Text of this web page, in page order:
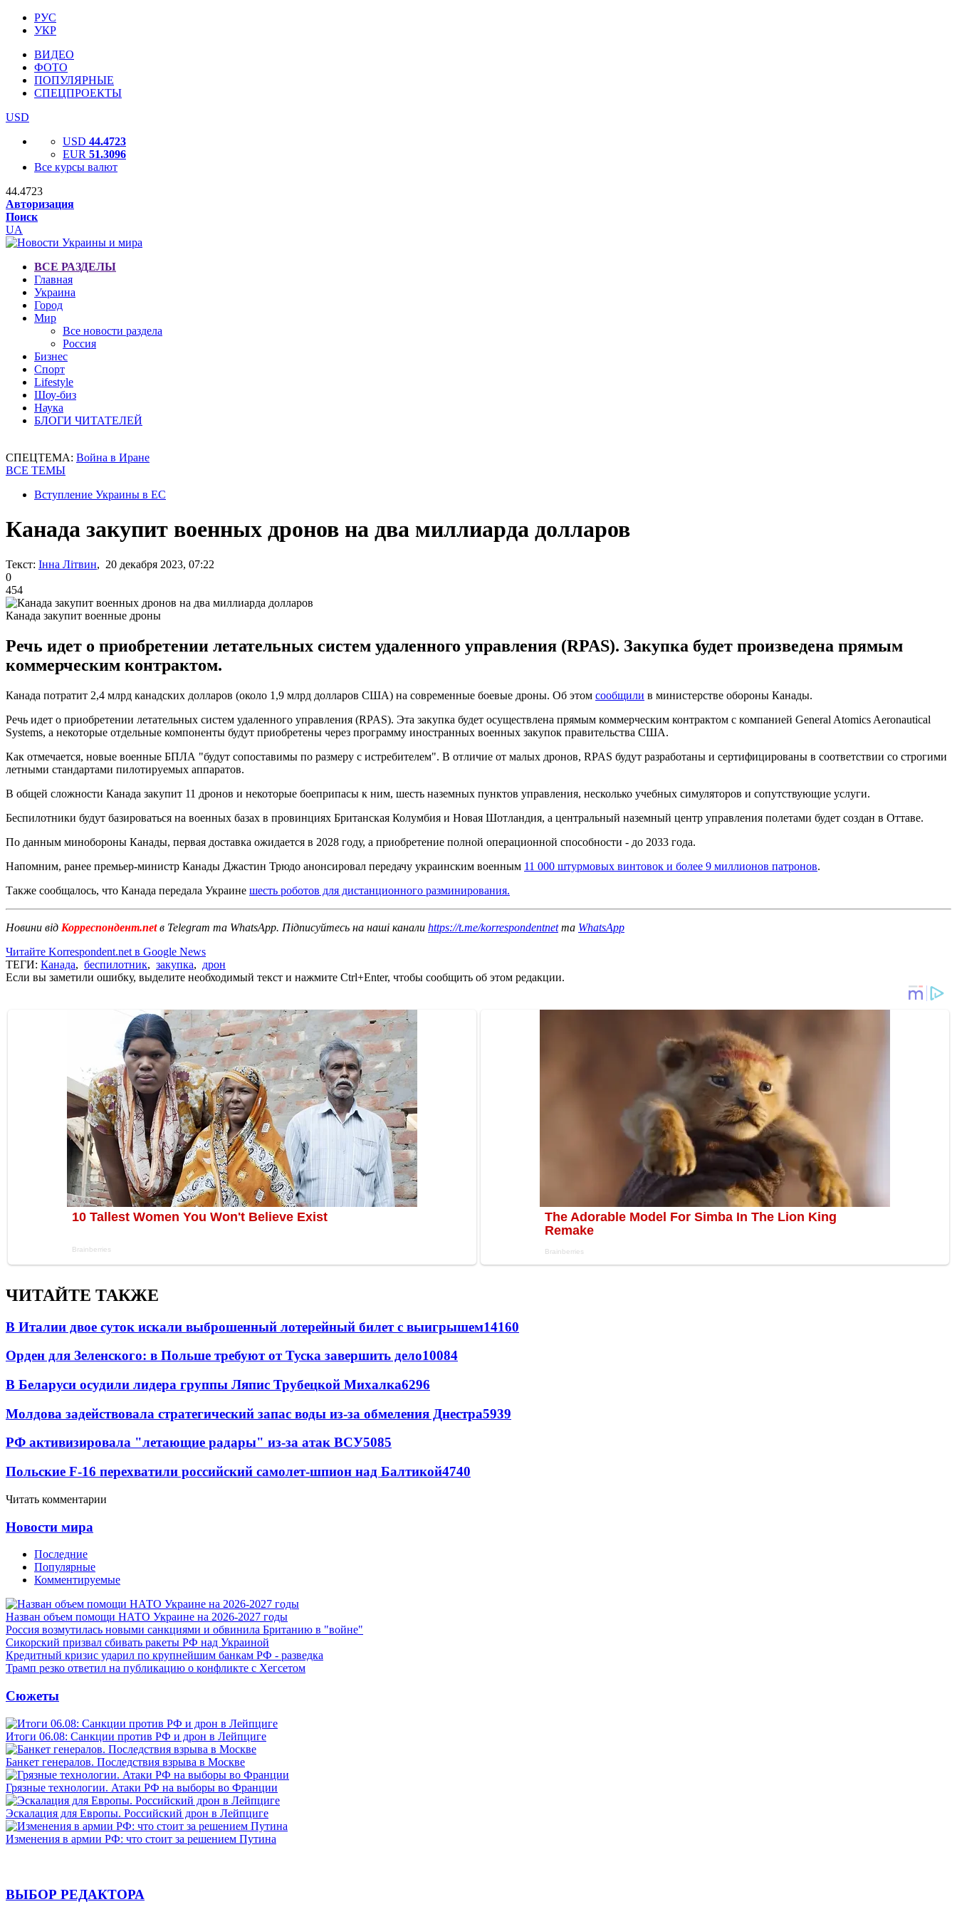
РУС
УКР
ВИДЕО
ФОТО
ПОПУЛЯРНЫЕ
СПЕЦПРОЕКТЫ
USD
USD 44.4723
EUR 51.3096
Все курсы валют
44.4723
Авторизация
Поиск
UA
ВСЕ РАЗДЕЛЫ
Главная
Украина
Город
Мир
Все новости раздела
Россия
Бизнес
Спорт
Lifestyle
Шоу-биз
Наука
БЛОГИ ЧИТАТЕЛЕЙ
СПЕЦТЕМА: Война в Иране
ВСЕ ТЕМЫ
Вступление Украины в ЕС
Канада закупит военных дронов на два миллиарда долларов
Текст: Інна Літвин, 20 декабря 2023, 07:22
0
454
Канада закупит военные дроны
Речь идет о приобретении летательных систем удаленного управления (RPAS). Закупка будет произведена прямым
коммерческим контрактом.
Канада потратит 2,4 млрд канадских долларов (около 1,9 млрд долларов США) на современные боевые дроны. Об этом сообщили в министерстве обороны Канады.
Речь идет о приобретении летательных систем удаленного управления (RPAS). Эта закупка будет осуществлена прямым коммерческим контрактом с компанией General Atomics Aeronautical
Systems, а некоторые отдельные компоненты будут приобретены через программу иностранных военных закупок правительства США.
Как отмечается, новые военные БПЛА "будут сопоставимы по размеру с истребителем". В отличие от малых дронов, RPAS будут разработаны и сертифицированы в соответствии со строгими
летными стандартами пилотируемых аппаратов.
В общей сложности Канада закупит 11 дронов и некоторые боеприпасы к ним, шесть наземных пунктов управления, несколько учебных симуляторов и сопутствующие услуги.
Беспилотники будут базироваться на военных базах в провинциях Британская Колумбия и Новая Шотландия, а центральный наземный центр управления полетами будет создан в Оттаве.
По данным минобороны Канады, первая доставка ожидается в 2028 году, а приобретение полной операционной способности - до 2033 года.
Напомним, ранее премьер-министр Канады Джастин Трюдо анонсировал передачу украинским военным 11 000 штурмовых винтовок и более 9 миллионов патронов.
Также сообщалось, что Канада передала Украине шесть роботов для дистанционного разминирования.
Новини від Корреспондент.netв Telegram та WhatsApp. Підписуйтесь на наші канали https://t.me/korrespondentnetта WhatsApp
Читайте Korrespondent.net в Google News
ТЕГИ: Канада, беспилотник, закупка, дрон
Если вы заметили ошибку, выделите необходимый текст и нажмите Ctrl+Enter, чтобы сообщить об этом редакции.
ЧИТАЙТЕ ТАКЖЕ
В Италии двое суток искали выброшенный лотерейный билет с выигрышем14160
Орден для Зеленского: в Польше требуют от Туска завершить дело10084
В Беларуси осудили лидера группы Ляпис Трубецкой Михалка6296
Молдова задействовала стратегический запас воды из-за обмеления Днестра5939
РФ активизировала "летающие радары" из-за атак ВСУ5085
Польские F-16 перехватили российский самолет-шпион над Балтикой4740
Читать комментарии
Новости мира
Последние
Популярные
Комментируемые
Назван объем помощи НАТО Украине на 2026-2027 годы
Россия возмутилась новыми санкциями и обвинила Британию в "войне"
Сикорский призвал сбивать ракеты РФ над Украиной
Кредитный кризис ударил по крупнейшим банкам РФ - разведка
Трамп резко ответил на публикацию о конфликте с Хегсетом
Сюжеты
Итоги 06.08: Санкции против РФ и дрон в Лейпциге
Банкет генералов. Последствия взрыва в Москве
Грязные технологии. Атаки РФ на выборы во Франции
Эскалация для Европы. Российский дрон в Лейпциге
Изменения в армии РФ: что стоит за решением Путина
ВЫБОР РЕДАКТОРА